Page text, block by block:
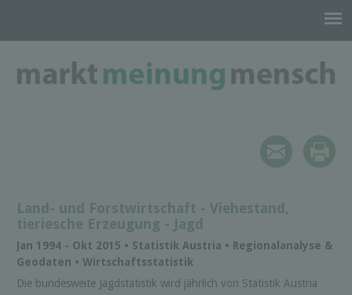
Land- und Forstwirtschaft - Viehestand,
tieriesche Erzeugung - Jagd
Jan 1994 - Okt 2015 • Statistik Austria • Regionalanalyse &
Geodaten • Wirtschaftsstatistik
Die bundesweite Jagdstatistik wird jährlich von Statistik Austria